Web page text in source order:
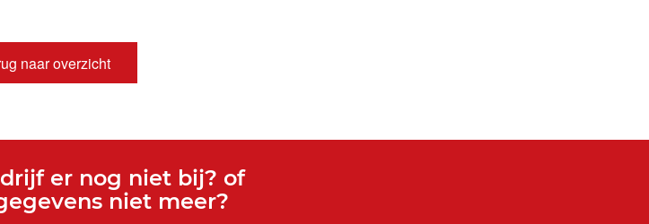
naar overzicht
er nog niet bij? of
niet meer?